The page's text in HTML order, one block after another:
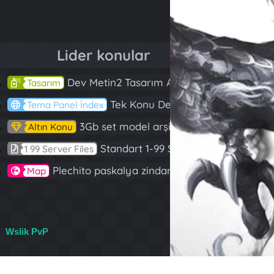
Lider konular
Tasarım Dev Metin2 Tasarım Arşivi Güle Güle Kullanın 143
Tema Panel İndex Tek Konu Dev Paylaşım 10 Adet Server Tanıtım İndex 97
Altın Konu 3Gb set model arşivi 82
1 99 Server Files Standart 1-99 Server Files 59
Map Plechito paskalya zindanı 2023 (Spring Sanctuary dungeon) 57
Wslik PvP